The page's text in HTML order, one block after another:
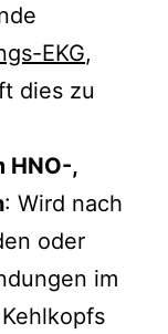
EKG,
dies zu
HNO-,
: Wird nach
oder
im